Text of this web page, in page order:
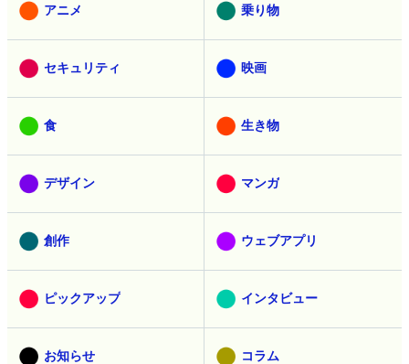
アニメ 乗り物
セキュリティ 映画
食 生き物
デザイン マンガ
創作 ウェブアプリ
ピックアップ インタビュー
お知らせ コラム